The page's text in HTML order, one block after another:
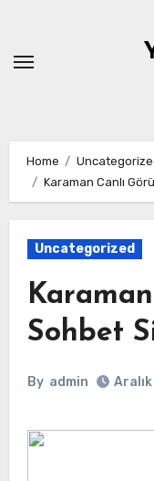
content
Home
Karaman Canlı
Uncategorized
Sohbet
By admin